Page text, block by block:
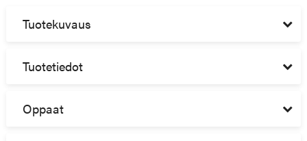
Tuotekuvaus
Tuotetiedot
Oppaat